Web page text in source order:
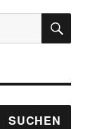
SUCHEN